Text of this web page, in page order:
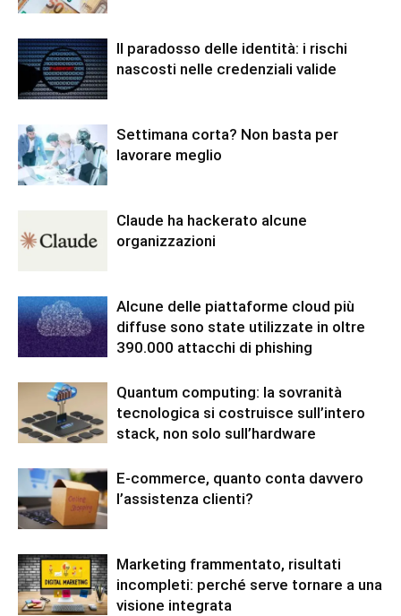
Il paradosso delle identità: i rischi
nascosti nelle credenziali valide
Settimana corta? Non basta per
lavorare meglio
Claude ha hackerato alcune
organizzazioni
Alcune delle piattaforme cloud più
diffuse sono state utilizzate in oltre
390.000 attacchi di phishing
Quantum computing: la sovranità
tecnologica si costruisce sull’intero
stack, non solo sull’hardware
E-commerce, quanto conta davvero
l’assistenza clienti?
Marketing frammentato, risultati
incompleti: perché serve tornare a una
visione integrata